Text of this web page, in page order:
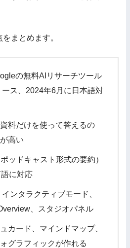
まとめます。
の無料AIリサーチツール
ス、2024年6月に日本語対
料だけを使って答えるの
高い
ッドキャスト形式の要約）
に対応
ンタラクティブモード、
、スタジオパネル
カード、マインドマップ、
グラフィックが作れる